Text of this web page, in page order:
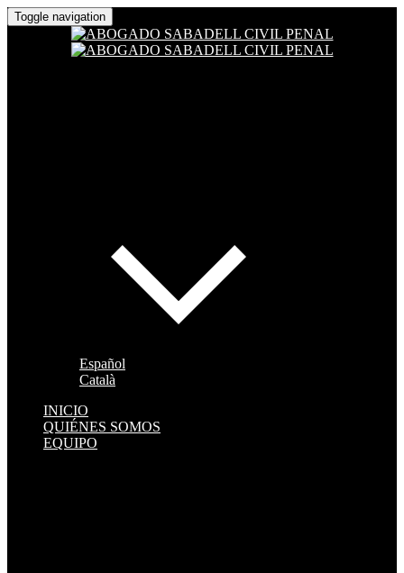
Toggle navigation
Español
Català
INICIO
QUIÉNES SOMOS
EQUIPO